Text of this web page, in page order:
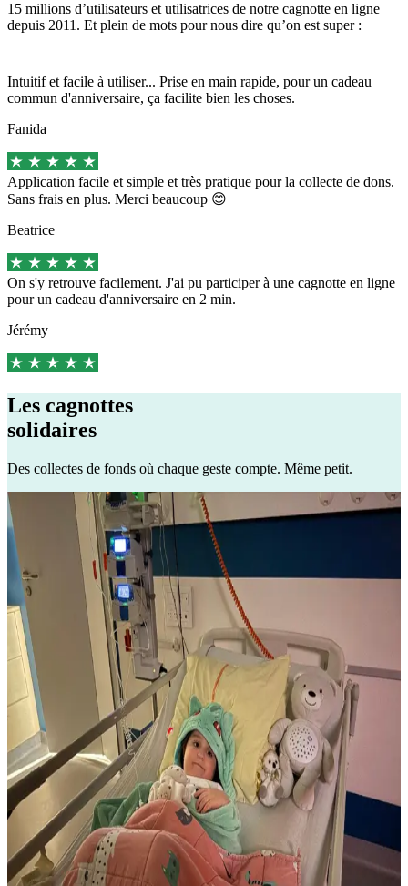
15 millions d’utilisateurs et utilisatrices de notre cagnotte en ligne
depuis 2011. Et plein de mots pour nous dire qu’on est super :
Intuitif et facile à utiliser... Prise en main rapide, pour un cadeau
commun d'anniversaire, ça facilite bien les choses.
Fanida
Application facile et simple et très pratique pour la collecte de dons.
Sans frais en plus. Merci beaucoup 😊
Beatrice
On s'y retrouve facilement. J'ai pu participer à une cagnotte en ligne
pour un cadeau d'anniversaire en 2 min.
Jérémy
Les cagnottes
solidaires
Des collectes de fonds où chaque geste compte. Même petit.
Partenaire officiel
La magie comme remède au courage 💙 🪄
605 € récoltés
Aidons La Ferme du Rocher à relever le défi climatique
13 100 €
récoltés
incendie de forêt : Patrick et sa famille ont tout perdu !
20 039 €récoltés
Partenaire officiel
Projet 5 TONNES : 5 000 kg pour 500 familles
3 671,20 €récoltés